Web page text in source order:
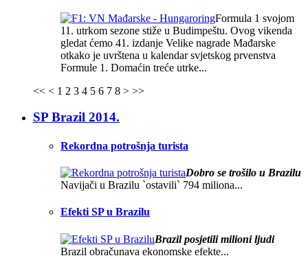
Formula 1 svojom
11. utrkom sezone stiže u Budimpeštu. Ovog vikenda
gledat ćemo 41. izdanje Velike nagrade Mađarske
otkako je uvrštena u kalendar svjetskog prvenstva
Formule 1. Domaćin treće utrke...
<< < 1 2 3 4 5 6 7 8 > >>
SP Brazil 2014.
Rekordna potrošnja turista
Dobro se trošilo u Brazilu
Navijači u Brazilu `ostavili` 794 miliona...
Efekti SP u Brazilu
Brazil posjetili milioni ljudi
Brazil obračunava ekonomske efekte...